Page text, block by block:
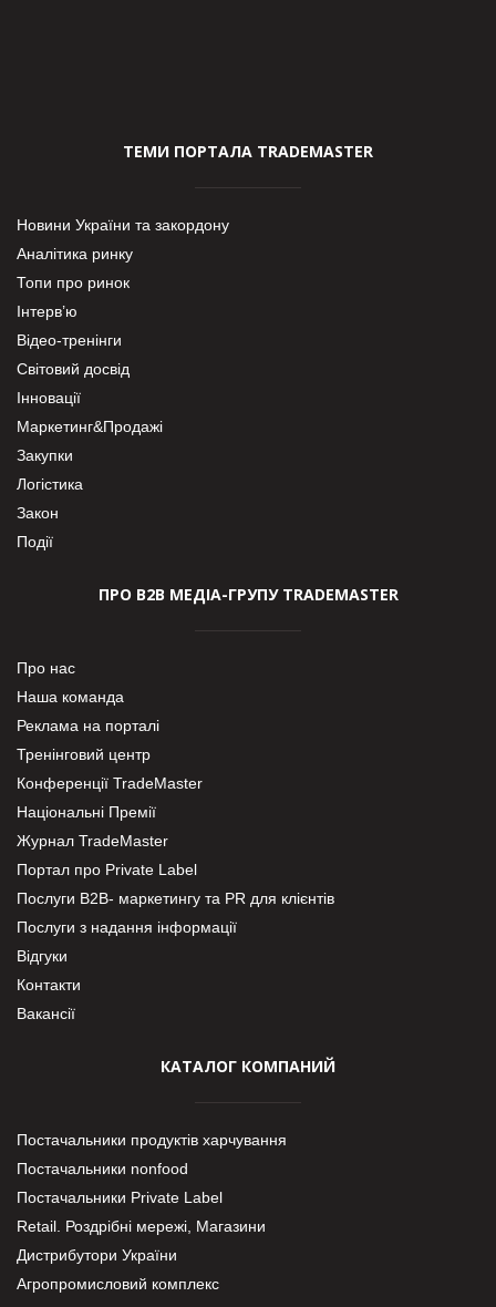
ТЕМИ ПОРТАЛА TRADEMASTER
Новини України та закордону
Аналітика ринку
Топи про ринок
Інтерв’ю
Відео-тренінги
Світовий досвід
Інновації
Маркетинг&Продажі
Закупки
Логістика
Закон
Події
ПРО В2В МЕДІА-ГРУПУ TRADEMASTER
Про нас
Наша команда
Реклама на порталі
Тренінговий центр
Конференції TradeMaster
Національні Премії
Журнал TradeMaster
Портал про Private Label
Послуги В2В- маркетингу та PR для клієнтів
Послуги з надання інформації
Відгуки
Контакти
Вакансії
КАТАЛОГ КОМПАНИЙ
Постачальники продуктів харчування
Постачальники nonfood
Постачальники Private Label
Retail. Роздрібні мережі, Магазини
Дистрибутори України
Агропромисловий комплекс